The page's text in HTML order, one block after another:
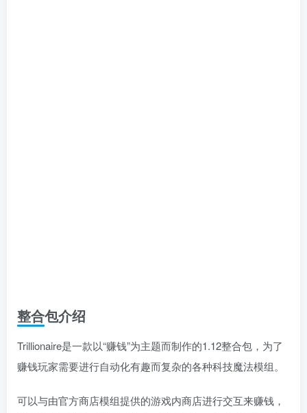
整合包介绍
Trillionaire是一款以“赚钱”为主题而制作的1.12整合包，为了
赚钱玩家需要进行自动化有趣而复杂的各种科技魔法模组。
可以与由官方商店模组提供的游戏内商店进行交互来赚钱，